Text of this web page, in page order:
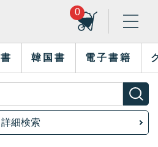
0
韓国書 電子書籍
詳細検索